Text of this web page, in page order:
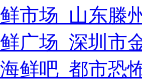
市场_山东滕
广场_深圳市
鲜吧_都市恐